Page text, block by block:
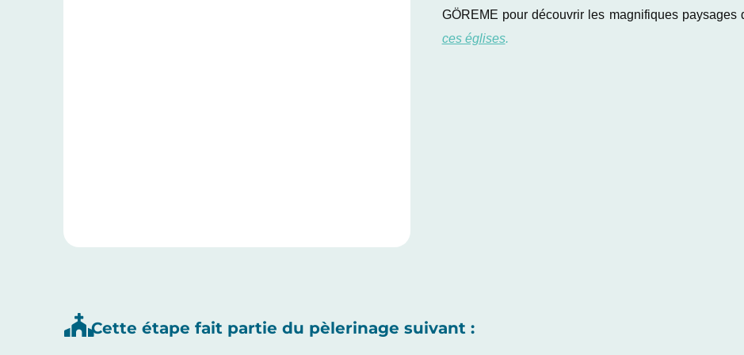
GÖREME pour découvrir les magnifiques paysages
ces églises.
Cette étape fait partie du pèlerinage suivant :